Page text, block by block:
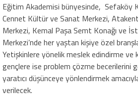
Eğitim Akademisi bünyesinde, Sefaköy
Cennet Kültür ve Sanat Merkezi,
Merkezi, Kemal Paşa Semt Konağı ve
Merkezi’nde her yaştan kişiye özel
Yetişkinlere yönelik meslek edindirme ve
gençlere ise problem çözme becerilerini
yaratıcı düşünceye yönlendirmek
verilecek.